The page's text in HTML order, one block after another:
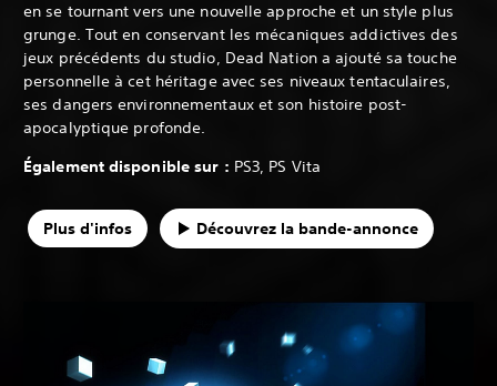
en se tournant vers une nouvelle approche et un style plus
grunge. Tout en conservant les mécaniques addictives des
jeux précédents du studio, Dead Nation a ajouté sa touche
personnelle à cet héritage avec ses niveaux tentaculaires,
ses dangers environnementaux et son histoire post-
apocalyptique profonde.
Également disponible sur : PS3, PS Vita
Plus d'infos Découvrez la bande-annonce